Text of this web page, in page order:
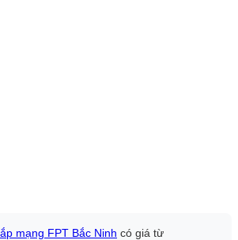
mạng FPT Bắc Ninh có giá từ